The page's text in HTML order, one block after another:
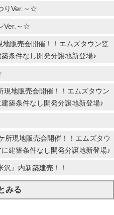
りVer.～☆
Ver.～☆
販売会開催！！エムズタウン笠
条件なし開発分譲地新登場♪
地販売会開催！！エムズタウン
築条件なし開発分譲地新登場♪
所現地販売会開催！！エムズタウ
建築条件なし開発分譲地新登場♪
』内新築建売！！
みる